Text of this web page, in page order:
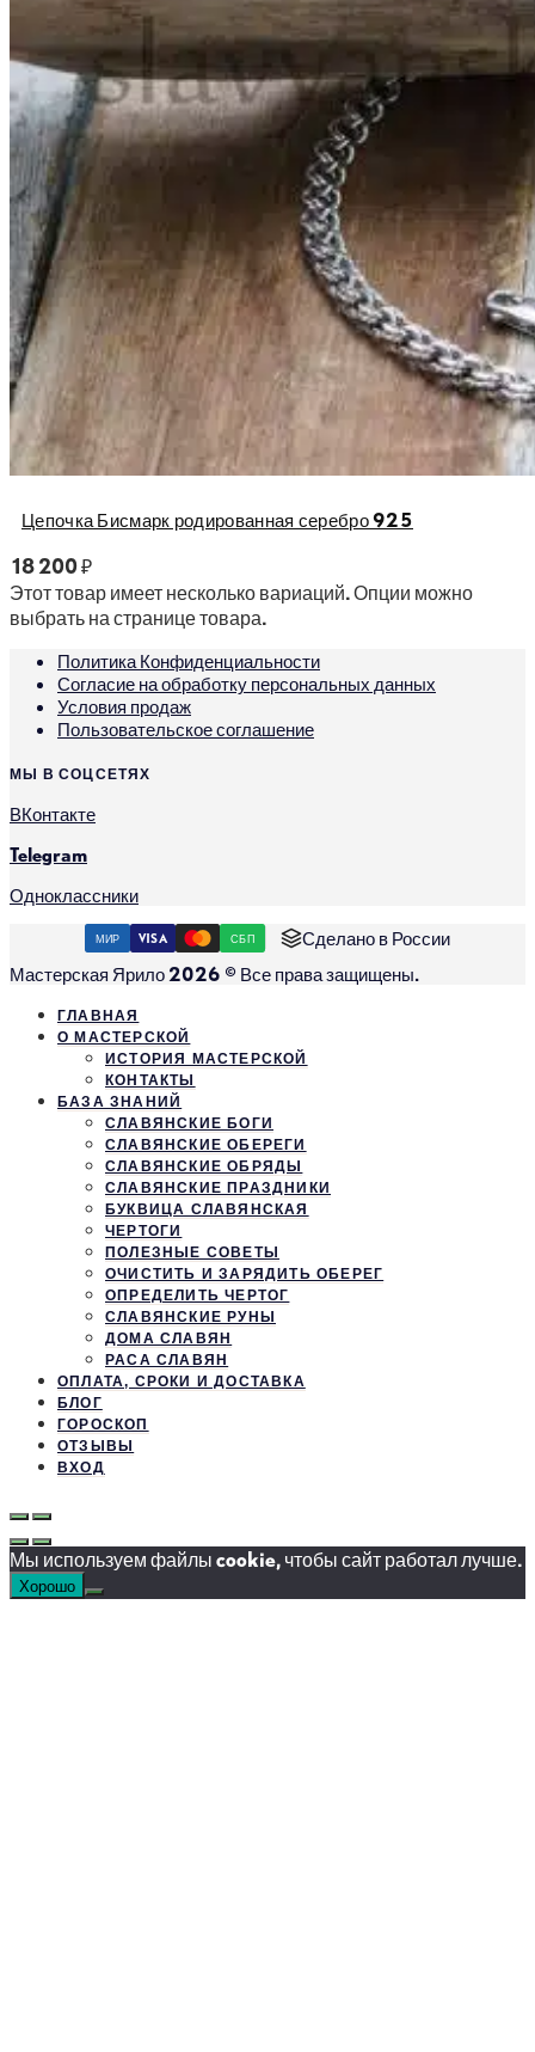
Цепочка Бисмарк родированная серебро 925
18 200₽
Этот товар имеет несколько вариаций. Опции можно
выбрать на странице товара.
Политика Конфиденциальности
Согласие на обработку персональных данных
Условия продаж
Пользовательское соглашение
МЫ В СОЦСЕТЯХ
ВКонтакте
Telegram
Одноклассники
МИР VISA СБП
Сделано в России
Мастерская Ярило 2026 © Все права защищены.
ГЛАВНАЯ
О МАСТЕРСКОЙ
ИСТОРИЯ МАСТЕРСКОЙ
КОНТАКТЫ
БАЗА ЗНАНИЙ
СЛАВЯНСКИЕ БОГИ
СЛАВЯНСКИЕ ОБЕРЕГИ
СЛАВЯНСКИЕ ОБРЯДЫ
СЛАВЯНСКИЕ ПРАЗДНИКИ
БУКВИЦА СЛАВЯНСКАЯ
ЧЕРТОГИ
ПОЛЕЗНЫЕ СОВЕТЫ
ОЧИСТИТЬ И ЗАРЯДИТЬ ОБЕРЕГ
ОПРЕДЕЛИТЬ ЧЕРТОГ
СЛАВЯНСКИЕ РУНЫ
ДОМА СЛАВЯН
РАСА СЛАВЯН
ОПЛАТА, СРОКИ И ДОСТАВКА
БЛОГ
ГОРОСКОП
ОТЗЫВЫ
ВХОД
Мы используем файлы cookie, чтобы сайт работал лучше.
Хорошо